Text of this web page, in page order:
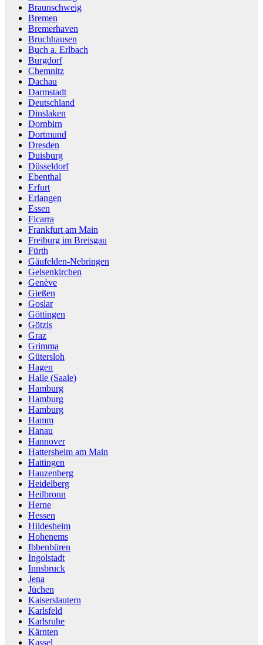
Braunschweig
Bremen
Bremerhaven
Bruchhausen
Buch a. Erlbach
Burgdorf
Chemnitz
Dachau
Darmstadt
Deutschland
Dinslaken
Dornbirn
Dortmund
Dresden
Duisburg
Düsseldorf
Ebenthal
Erfurt
Erlangen
Essen
Ficarra
Frankfurt am Main
Freiburg im Breisgau
Fürth
Gäufelden-Nebringen
Gelsenkirchen
Genève
Gießen
Goslar
Göttingen
Götzis
Graz
Grimma
Gütersloh
Hagen
Halle (Saale)
Hamburg
Hamburg
Hamburg
Hamm
Hanau
Hannover
Hattersheim am Main
Hattingen
Hauzenberg
Heidelberg
Heilbronn
Herne
Hessen
Hildesheim
Hohenems
Ibbenbüren
Ingolstadt
Innsbruck
Jena
Jüchen
Kaiserslautern
Karlsfeld
Karlsruhe
Kärnten
Kassel